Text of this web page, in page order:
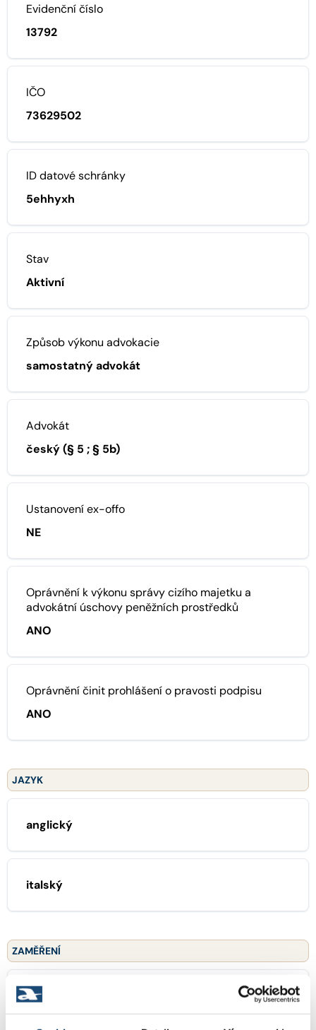
Evidenční číslo
13792
IČO
73629502
ID datové schránky
5ehhyxh
Stav
Aktivní
Způsob výkonu advokacie
samostatný advokát
Advokát
český (§ 5 ; § 5b)
Ustanovení ex-offo
NE
Oprávnění k výkonu správy cizího majetku a
advokátní úschovy peněžních prostředků
ANO
Oprávnění činit prohlášení o pravosti podpisu
ANO
JAZYK
anglický
italský
ZAMĚŘENÍ
16 obchodní právo